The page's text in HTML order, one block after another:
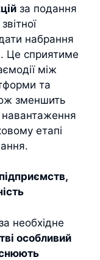
за подання
набрання
Це сприятиме
між
та
зменшить
навантаження
етапі
необхідне
особливий